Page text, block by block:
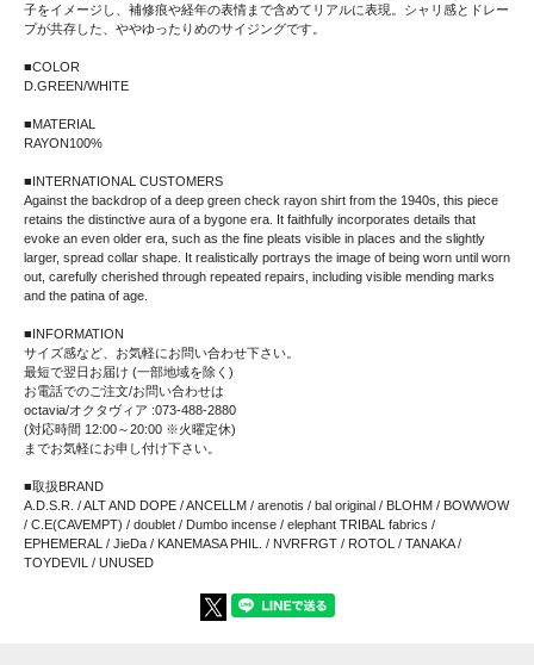
子をイメージし、補修痕や経年の表情まで含めてリアルに表現。シャリ感とドレー
プが共存した、ややゆったりめのサイジングです。
■COLOR
D.GREEN/WHITE
■MATERIAL
RAYON100%
■INTERNATIONAL CUSTOMERS
Against the backdrop of a deep green check rayon shirt from the 1940s, this piece
retains the distinctive aura of a bygone era. It faithfully incorporates details that
evoke an even older era, such as the fine pleats visible in places and the slightly
larger, spread collar shape. It realistically portrays the image of being worn until worn
out, carefully cherished through repeated repairs, including visible mending marks
and the patina of age.
■INFORMATION
サイズ感など、お気軽にお問い合わせ下さい。
最短で翌日お届け (一部地域を除く)
お電話でのご注文/お問い合わせは
octavia/オクタヴィア :073-488-2880
(対応時間 12:00～20:00 ※火曜定休)
までお気軽にお申し付け下さい。
■取扱BRAND
A.D.S.R. / ALT AND DOPE / ANCELLM / arenotis / bal original / BLOHM / BOWWOW
/ C.E(CAVEMPT) / doublet / Dumbo incense / elephant TRIBAL fabrics /
EPHEMERAL / JieDa / KANEMASA PHIL. / NVRFRGT / ROTOL / TANAKA /
TOYDEVIL / UNUSED